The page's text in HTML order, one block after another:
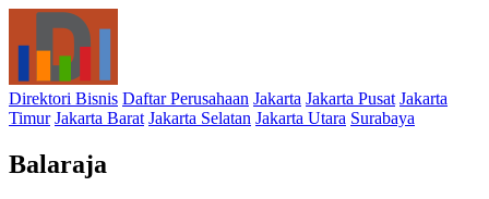
Direktori Bisnis Daftar Perusahaan Jakarta Jakarta Pusat Jakarta
Timur Jakarta Barat Jakarta Selatan Jakarta Utara Surabaya
Balaraja